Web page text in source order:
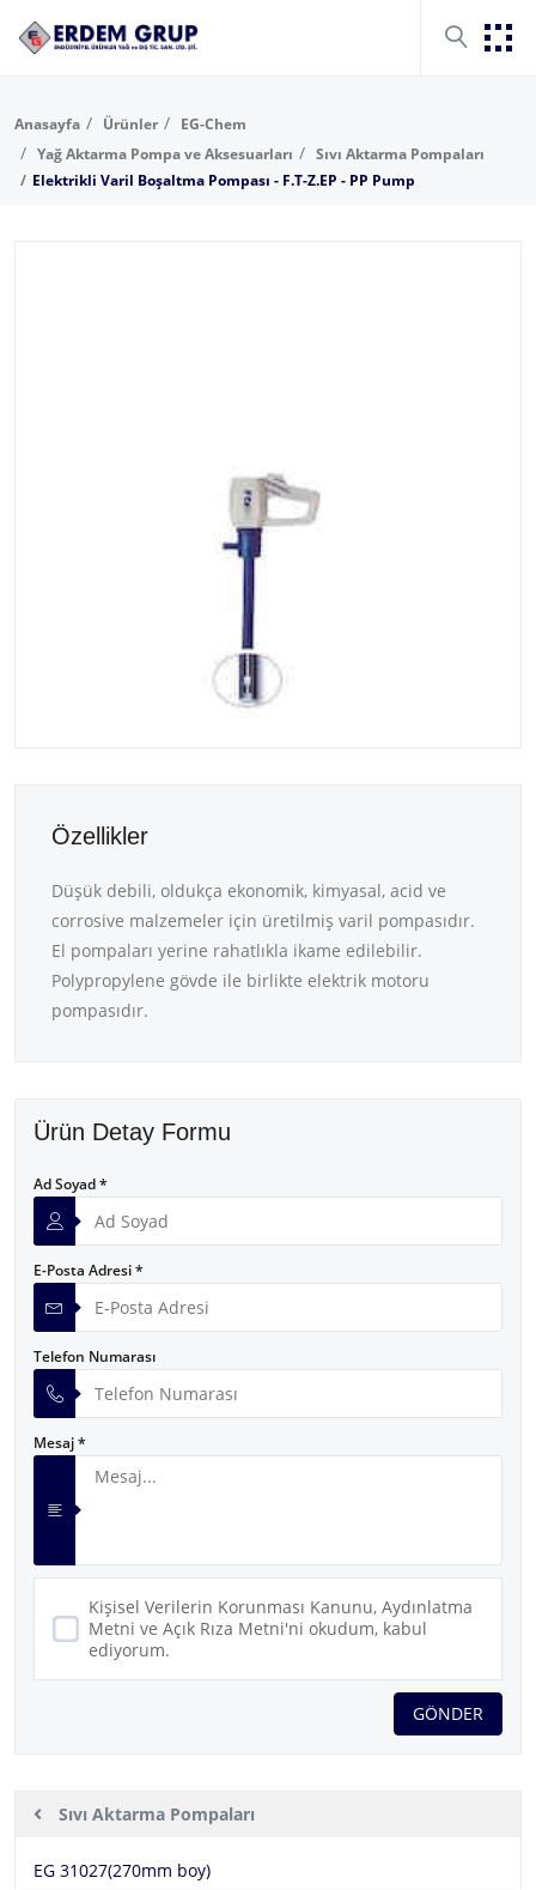
Anasayfa Ürünler
EG-Chem
Yağ Aktarma Pompa ve Aksesuarları
Sıvı Aktarma Pompaları
Elektrikli Varil Boşaltma Pompası - F.T-Z.EP - PP Pump
Özellikler
Düşük debili, oldukça ekonomik, kimyasal, acid ve
corrosive malzemeler için üretilmiş varil pompasıdır.
El pompaları yerine rahatlıkla ikame edilebilir.
Polypropylene gövde ile birlikte elektrik motoru
pompasıdır.
Ürün Detay Formu
Ad Soyad *
E-Posta Adresi *
Telefon Numarası
Mesaj *
Kişisel Verilerin Korunması Kanunu, Aydınlatma
Metni ve Açık Rıza Metni'ni okudum, kabul
ediyorum.
GÖNDER
Hakkımızda
Ürünler
Ürünler
Aluchem
EG-Chem
EG-Chem Teknik Bakım Ürünleri
Yağ Aktarma Pompa ve Aksesuarları
Sıvı Aktarma Pompaları
Sıvı Aktarma Pompaları
EG 31027(270mm boy)